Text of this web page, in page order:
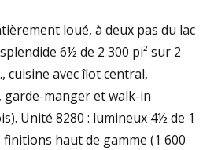
loué, à deux pas du lac
6½ de 2 300 pi² sur 2
cuisine avec îlot central,
manger et walk-in
Unité 8280 : lumineux 4½ de 1
finitions haut de gamme (1 600